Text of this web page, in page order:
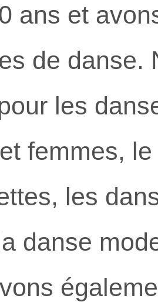
ans et
de danse.
les
femmes,
les
danse